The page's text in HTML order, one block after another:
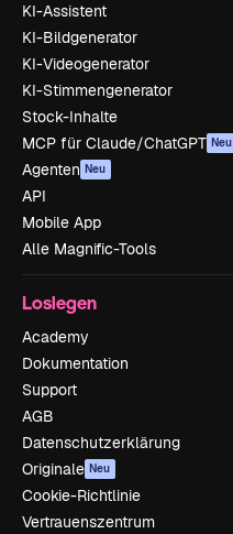
KI-Assistent
KI-Bildgenerator
KI-Videogenerator
KI-Stimmengenerator
Stock-Inhalte
MCP für Claude/ChatGPT Neu
Agenten Neu
API
Mobile App
Alle Magnific-Tools
Loslegen
Academy
Dokumentation
Support
AGB
Datenschutzerklärung
Originale Neu
Cookie-Richtlinie
Vertrauenszentrum